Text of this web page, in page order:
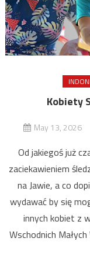
Kobiety
May 13, 2026
Od jakiegoś już
zaciekawieniem
na Jawie, a co
wydawać by się
innych kobiet z
Wschodnich